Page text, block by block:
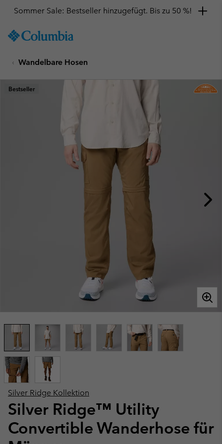
TO
SKIP
MAIN
NAV
Sommer Sale: Bestseller hinzugefügt. Bis zu 50 %!
Wandelbare Hosen
Silver Ridge Kollektion
Silver Ridge™ Utility
Convertible Wanderhose für
Bestseller